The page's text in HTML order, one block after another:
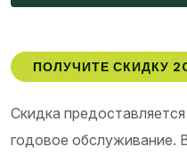
ПОЛУЧИТЕ СКИДКУ
Скидка
годовое обслуживание.